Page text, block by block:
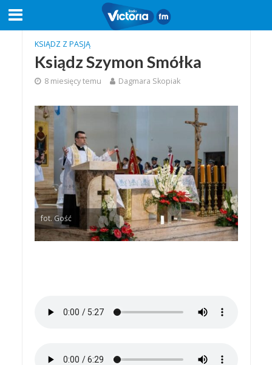
KSIĄDZ Z PASJĄ
Ksiądz Szymon Smółka
8 miesięcy temu Dagmara Skopiak
fot. Gość